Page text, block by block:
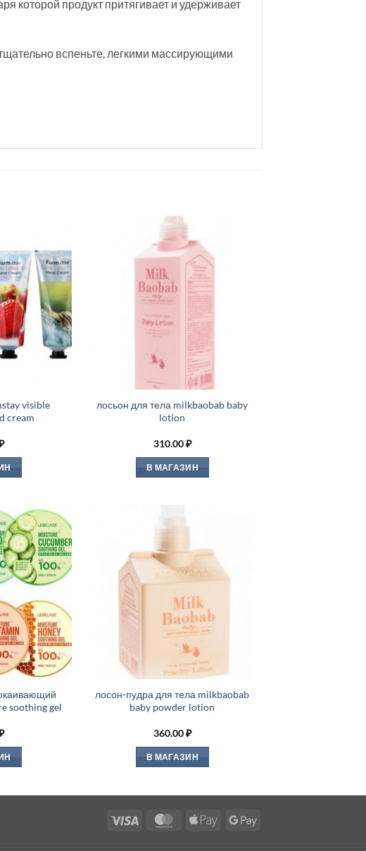
которой продукт притягивает и удерживает
вспеньте, легкими массирующими
visible
cream
лосьон для тела milkbaobab baby
lotion
310.00₽
В МАГАЗИН
soothing gel
лосон-пудра для тела milkbaobab
baby powder lotion
360.00₽
В МАГАЗИН
Visa MasterCardApple
Google